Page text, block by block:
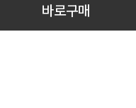
바로구매